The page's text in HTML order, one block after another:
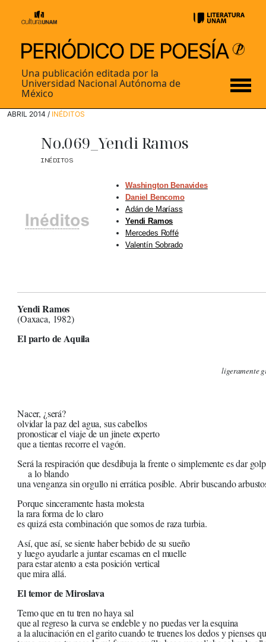
Una publicación editada por la
Universidad Nacional Autónoma de
México
ABRIL 2014 / INÉDITOS
No.069_Yendi Ramos
INÉDITOS
Washington Benavides
Daniel Bencomo
Adán de Maríass
Yendi Ramos
Mercedes Roffé
Valentín Sobrado
Yendi Ramos
(Oaxaca, 1982)
El parto de Aquila
ligeramente
Nacer, ¿será?
olvidar la paz del agua, sus cabellos
pronosticar el viaje de un jinete experto
que a tientas recorre el vagón.
Será la respiración que desdibuja la frente o simplemente es dar
a lo blando
una venganza sin orgullo ni errática posible. Abrir buscando
Porque sinceramente hasta molesta
la rara forma de lo claro
es quizá esta combinación que somos de raza turbia.
Así, que así, se siente haber bebido de su sueño
y luego ayudarle a juntar escamas en el muelle
para estar atento a esta posición vertical
que mira allá.
El temor de Miroslava
Temo que en tu tren no haya sal
que al regreso la curva se endeble y no puedas ver la esquina
a la alucinación en el garito cuando te truenes los dedos y pienses